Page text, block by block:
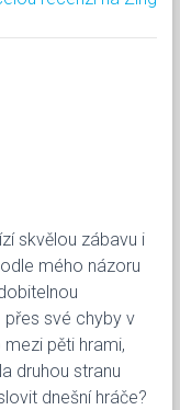
skvělou zábavu i
mého názoru
své chyby v
pěti hrami,
druhou stranu
dnešní hráče?